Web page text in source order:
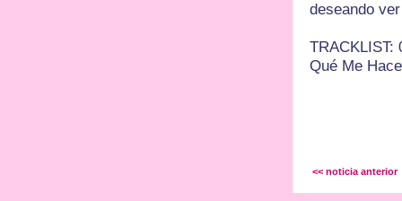
deseando
TRACKLIST:
Qué Me
<< noticia anterior